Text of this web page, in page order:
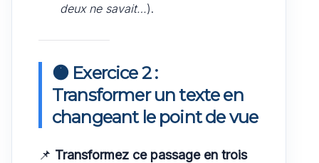
deux ne savait…).
🟠 Exercice 2 :
Transformer un texte en
changeant le point de vue
📌 Transformez ce passage en trois